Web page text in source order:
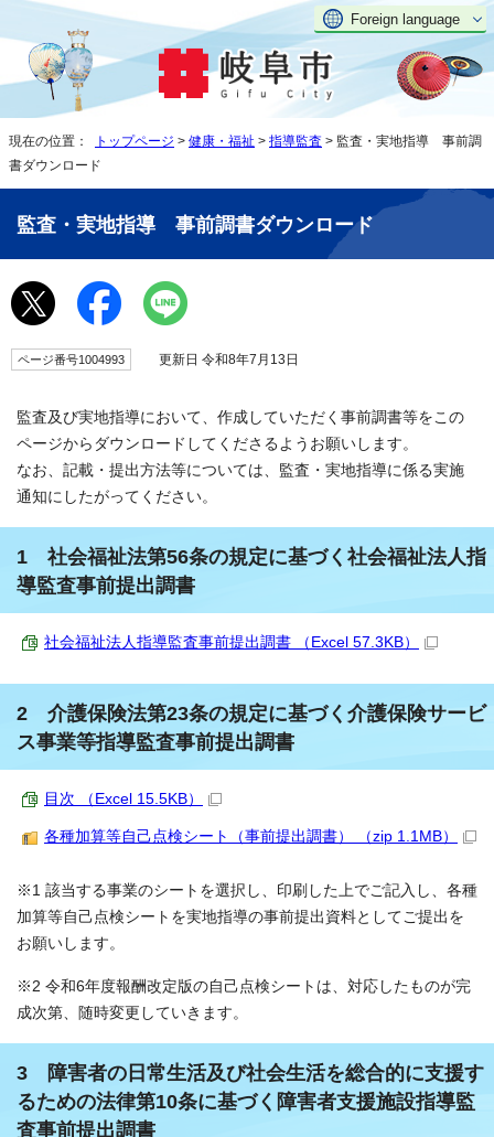
Foreign language
現在の位置： トップページ > 健康・福祉 > 指導監査 > 監査・実地指導 事前調
書ダウンロード
監査・実地指導 事前調書ダウンロード
ページ番号1004993 更新日 令和8年7月13日
監査及び実地指導において、作成していただく事前調書等をこの
ページからダウンロードしてくださるようお願いします。
なお、記載・提出方法等については、監査・実地指導に係る実施
通知にしたがってください。
1 社会福祉法第56条の規定に基づく社会福祉法人指
導監査事前提出調書
社会福祉法人指導監査事前提出調書 （Excel 57.3KB）
2 介護保険法第23条の規定に基づく介護保険サービ
ス事業等指導監査事前提出調書
目次 （Excel 15.5KB）
各種加算等自己点検シート（事前提出調書） （zip 1.1MB）
※1 該当する事業のシートを選択し、印刷した上でご記入し、各種
加算等自己点検シートを実地指導の事前提出資料としてご提出を
お願いします。
※2 令和6年度報酬改定版の自己点検シートは、対応したものが完
成次第、随時変更していきます。
3 障害者の日常生活及び社会生活を総合的に支援す
るための法律第10条に基づく障害者支援施設指導監
査事前提出調書